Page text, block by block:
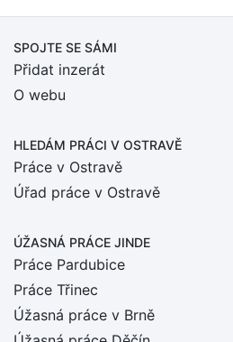
SPOJTE SE SÁMI
Přidat inzerát
O webu
HLEDÁM PRÁCI V OSTRAVĚ
Práce v Ostravě
Úřad práce v Ostravě
ÚŽASNÁ PRÁCE JINDE
Práce Pardubice
Práce Třinec
Úžasná práce v Brně